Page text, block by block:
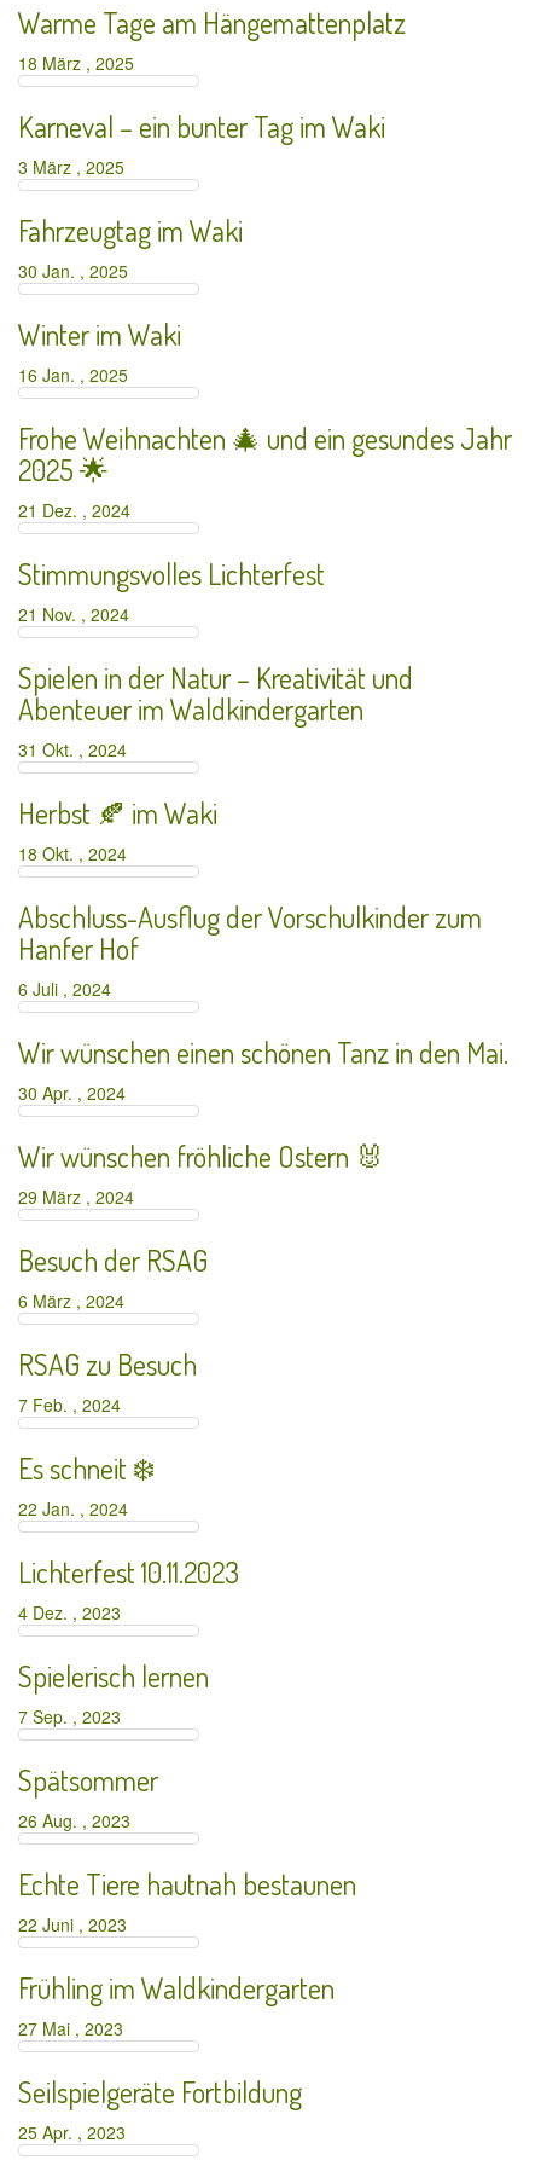
Warme Tage am Hängemattenplatz
18 März , 2025
Karneval – ein bunter Tag im Waki
3 März , 2025
Fahrzeugtag im Waki
30 Jan. , 2025
Winter im Waki
16 Jan. , 2025
Frohe Weihnachten 🎄 und ein gesundes Jahr
2025 🌟
21 Dez. , 2024
Stimmungsvolles Lichterfest
21 Nov. , 2024
Spielen in der Natur – Kreativität und
Abenteuer im Waldkindergarten
31 Okt. , 2024
Herbst 🍂 im Waki
18 Okt. , 2024
Abschluss-Ausflug der Vorschulkinder zum
Hanfer Hof
6 Juli , 2024
Wir wünschen einen schönen Tanz in den Mai.
30 Apr. , 2024
Wir wünschen fröhliche Ostern 🐰
29 März , 2024
Besuch der RSAG
6 März , 2024
RSAG zu Besuch
7 Feb. , 2024
Es schneit ❄️
22 Jan. , 2024
Lichterfest 10.11.2023
4 Dez. , 2023
Spielerisch lernen
7 Sep. , 2023
Spätsommer
26 Aug. , 2023
Echte Tiere hautnah bestaunen
22 Juni , 2023
Frühling im Waldkindergarten
27 Mai , 2023
Seilspielgeräte Fortbildung
25 Apr. , 2023